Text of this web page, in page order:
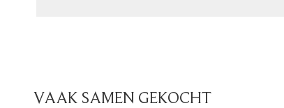
VAAK SAMEN GEKOCHT